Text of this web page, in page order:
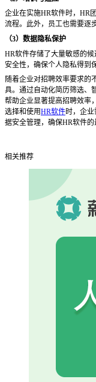
企业在实施HR软件时，HR
流程。此外，员工也需要逐
（3）数据隐私保护
HR软件存储了大量敏感的
安全性，确保个人隐私得到
随着企业对招聘效率要求的
具。通过自动化简历筛选、
帮助企业显著提高招聘效率
选择和使用HR软件时，企
据安全管理，确保HR软件的
相关推荐